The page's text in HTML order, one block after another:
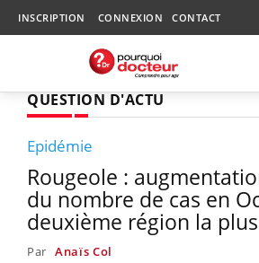
INSCRIPTION CONNEXION CONTACT
QUESTION D'ACTU
Epidémie
Rougeole :
du nombre de cas en
deuxième région la
Par Anaïs Col